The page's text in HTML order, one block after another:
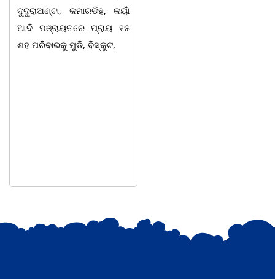
ଦୁଦୁରାଅଣ୍ଟା, କମାରଡିହ, କୟାଁ
ଆଦି ପଞ୍ଚାୟତରେ ପ୍ରାୟ ୧୫
ଶହ ପରିବାରକୁ ମୁଡି, ବିସ୍କୁଟ,